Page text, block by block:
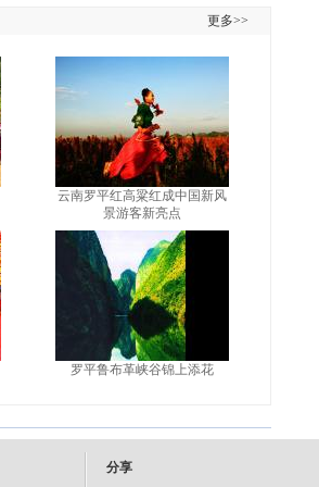
更多>>
云南罗平红高粱红成中国新风
景游客新亮点
罗平鲁布革峡谷锦上添花
分享